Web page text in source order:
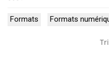
Formats Formats